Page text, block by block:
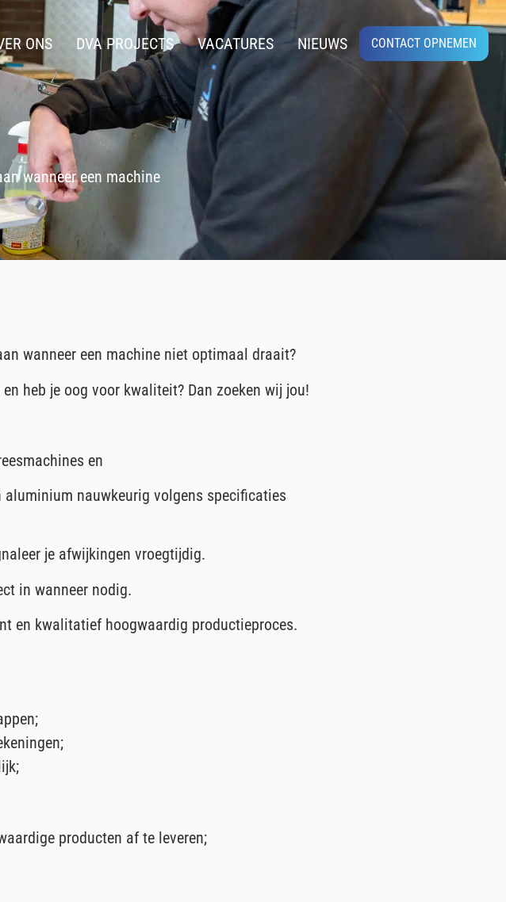
ONS DVA PROJECTS VACATURES NIEUWS CONTACT OPNEMEN
wanneer een machine
wanneer een machine niet optimaal draait?
heb je oog voor kwaliteit? Dan zoeken wij jou!
en
nauwkeurig volgens specificaties
je afwijkingen vroegtijdig.
in wanneer nodig.
en kwalitatief hoogwaardig productieproces.
producten af te leveren;